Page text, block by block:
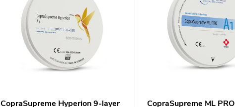
CopraSupreme Hyperion 9-layer
CopraSupreme ML PRO